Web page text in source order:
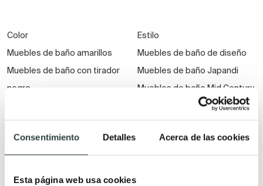
Consentimiento Detalles Acerca de las cookies
Esta página web usa cookies
Color
Muebles de baño amarillos
Muebles de baño con tirador
negro
Muebles de baño color beige
Muebles de baño color
berenjena
Muebles baño blancos
Estilo
Muebles de baño de diseño
Muebles de baño Japandi
Muebles de baño Mid Century
Muebles de baño ranurados
Muebles de baño modernos
Muebles de baño rústicos
Muebles de baño vintage